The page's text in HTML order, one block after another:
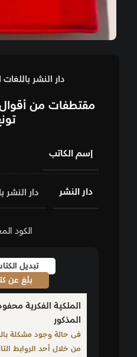
دار النشر
مقتطفات من
إسم الكاتب
دار النشر دار النشر
الكود
تبديل
بلّغ عن
الملكية الفكرية
المذكور
فى حالة وجود مشكلة
من خلال أحد الروابط